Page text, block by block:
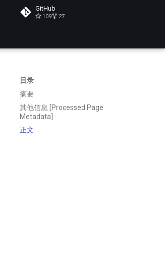
GitHub
109 27
目录
摘要
其他信息 [Processed Page
Metadata]
正文